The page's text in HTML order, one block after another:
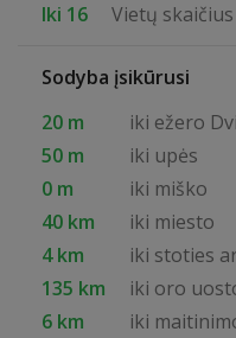
Iki 16
Vietų
Sodyba įsikūrusi
20 m
iki ežero
50 m
iki upės
0 m
iki miško
40 km
iki miesto
4 km
iki stoties
135 km
iki oro
6 km
iki